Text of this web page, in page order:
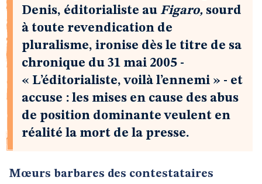
Denis, éditorialiste au Figaro, sourd
à toute revendication de
pluralisme, ironise dès le titre de sa
chronique du 31 mai 2005 -
« L’éditorialiste, voilà l’ennemi » - et
accuse : les mises en cause des abus
de position dominante veulent en
réalité la mort de la presse.
Mœurs barbares des contestataires